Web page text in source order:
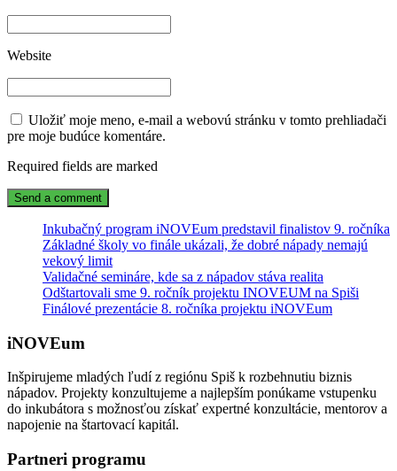
Website
Uložiť moje meno, e-mail a webovú stránku v tomto prehliadači
pre moje budúce komentáre.
Required fields are marked
Inkubačný program iNOVEum predstavil finalistov 9. ročníka
Základné školy vo finále ukázali, že dobré nápady nemajú
vekový limit
Validačné semináre, kde sa z nápadov stáva realita
Odštartovali sme 9. ročník projektu INOVEUM na Spiši
Finálové prezentácie 8. ročníka projektu iNOVEum
iNOVEum
Inšpirujeme mladých ľudí z regiónu Spiš k rozbehnutiu biznis
nápadov. Projekty konzultujeme a najlepším ponúkame vstupenku
do inkubátora s možnosťou získať expertné konzultácie, mentorov a
napojenie na štartovací kapitál.
Partneri programu